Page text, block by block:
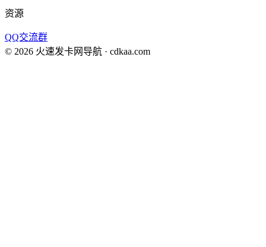
资源
QQ交流群
© 2026 火速发卡网导航 · cdkaa.com